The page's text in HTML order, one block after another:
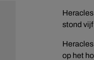
stond
op het